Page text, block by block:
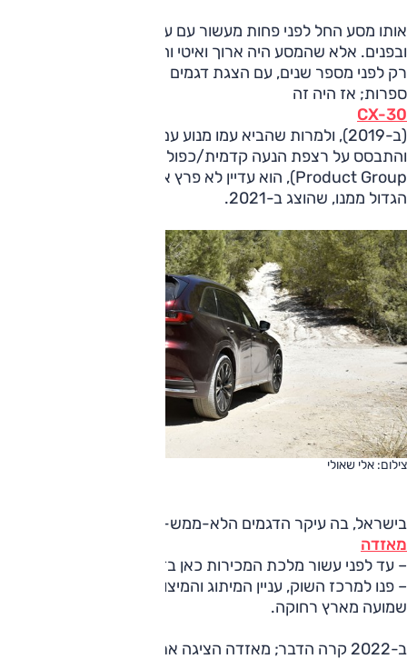
אותו מסע החל לפני פחות מעשור עם עיצוב מוקפד יותר בחוץ
ובפנים. אלא שהמסע היה ארוך ואיטי והחל למצוא ביטוי של ממש
רק לפני מספר שנים, עם הצגת דגמים חדשים שסומנו ב-שתי
ספרות; אז היה זה
CX-30
(ב-2019), ולמרות שהביא עמו מנוע עם טכנולוגיה מתקדמת
הגדול ממנו, שהוצג ב-2021.
צילום: אלי שאולי
בישראל, בה עיקר הדגמים הלא-ממש-חדשים של
מאזדה
– עד לפני עשור מלכת המכירות כאן בזכות משפחתיות וציי רכב
– פנו למרכז השוק, עניין המיתוג והמיצוב החדשים היו בבחינת
שמועה מארץ רחוקה.